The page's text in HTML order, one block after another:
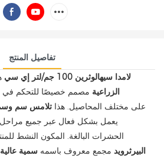
تفاصيل المنتج
لامدا سيهالوثرين 100 جم/لتر إي سي
الزراعية مصمم خصيصًا للتحكم
على مختلف المحاصيل. هذا تلامس سم
يعمل بشكل فعال عبر جميع مراحل
الحشرات البالغة. المكون النشط
البيرثرويد مجمع معروف باسمه سمية عالية